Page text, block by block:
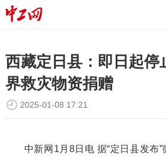
西藏定日县：即日起停
界救灾物资捐赠
2025-01-08 17:21
中新网1月8日电 据“定日县发布